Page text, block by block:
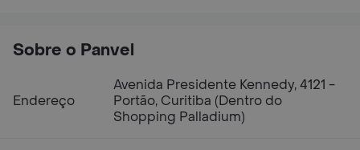
Sobre o Panvel
Endereço
Avenida Presidente Kennedy, 4121 -
Portão, Curitiba (Dentro do
Shopping Palladium)